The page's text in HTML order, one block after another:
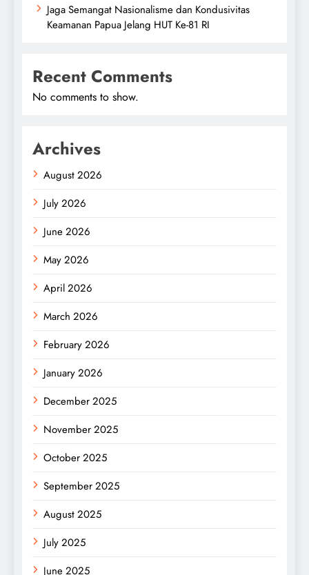
Jaga Semangat Nasionalisme dan Kondusivitas
Keamanan Papua Jelang HUT Ke-81 RI
Recent Comments
No comments to show.
Archives
August 2026
July 2026
June 2026
May 2026
April 2026
March 2026
February 2026
January 2026
December 2025
November 2025
October 2025
September 2025
August 2025
July 2025
June 2025